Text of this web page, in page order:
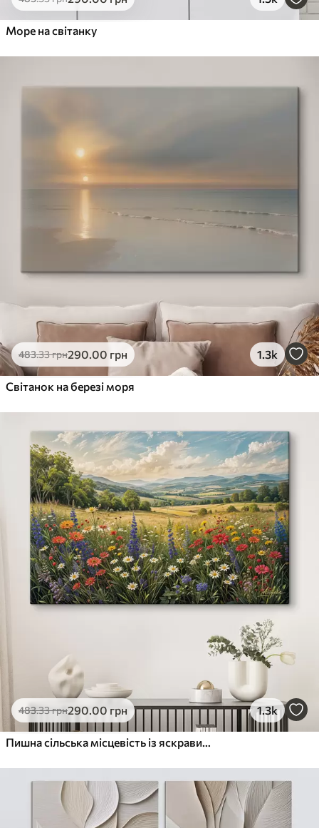
Море на світанку
483.33грн290.00 грн 1.3k
Світанок на березі моря
483.33грн290.00 грн 1.3k
Пишна сільська місцевість із яскравим лугом диких квітів, наповненим різнокольоровими квітами під хмарним небом